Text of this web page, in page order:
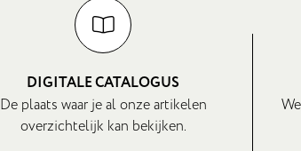
DIGITALE CATALOGUS
De plaats waar je al onze artikelen
overzichtelijk kan bekijken.